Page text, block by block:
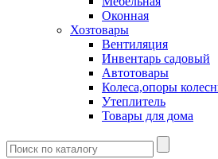
Оконная
Хозтовары
Вентиляция
Инвентарь садовый
Автотовары
Колеса,опоры
Утеплитель
Товары для дома